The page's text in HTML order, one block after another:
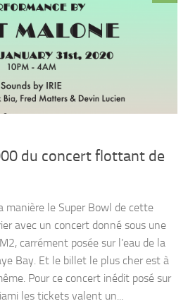
du concert flottant de
manière le Super Bowl de cette
avec un concert donné sous une
carrément posée sur l’eau de la
Bay. Et le billet le plus cher est à
Pour ce concert inédit posé sur
les tickets valent un...